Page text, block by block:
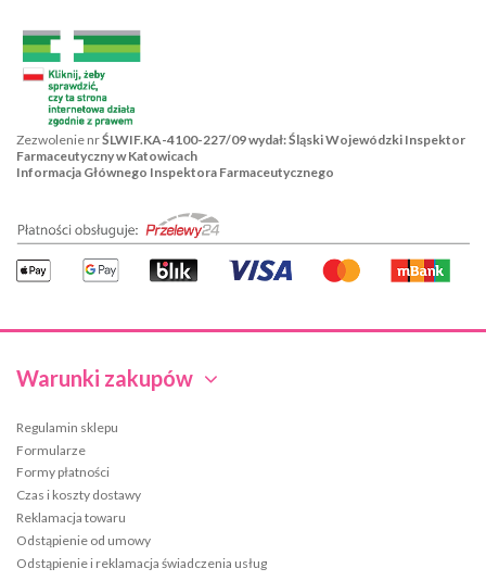
Warunki zakupów
Regulamin sklepu
Formularze
Formy płatności
Czas i koszty dostawy
Reklamacja towaru
Odstąpienie od umowy
Odstąpienie i reklamacja świadczenia usług
Zezwolenie nrŚLWIF.KA-4100-227/09 wydał: Śląski Wojewódzki Inspektor
Farmaceutyczny w Katowicach
Informacja Głównego Inspektora Farmaceutycznego